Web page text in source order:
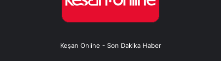
Keşan Online - Son Dakika Haber